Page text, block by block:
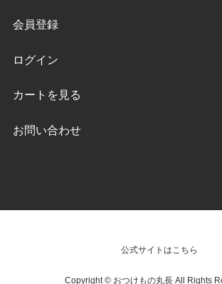
会員登録
ログイン
カートを見る
お問い合わせ
Copyright © おつけもの丸長 All Rights
公式サイトはこちら